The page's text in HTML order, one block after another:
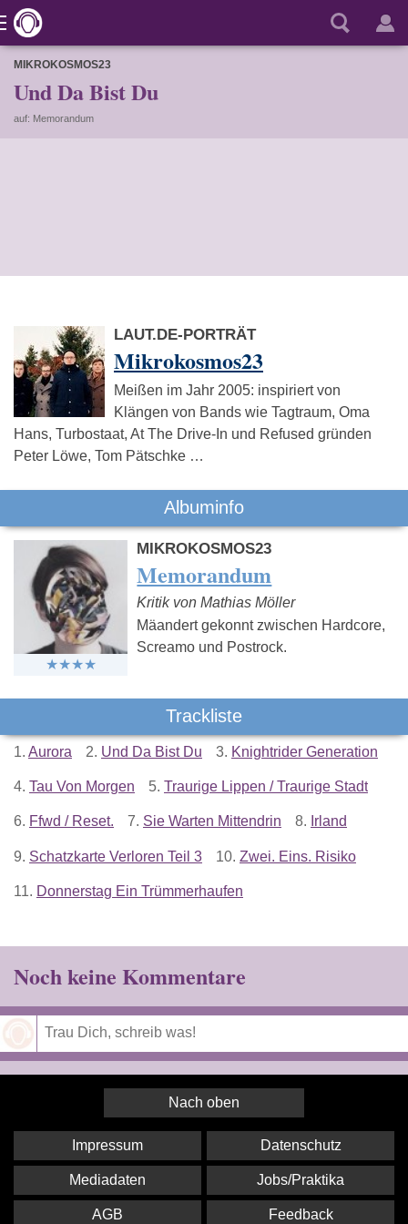
MIKROKOSMOS23
Und Da Bist Du
auf: Memorandum
LAUT.DE-PORTRÄT
Mikrokosmos23
Meißen im Jahr 2005: inspiriert von
Klängen von Bands wie Tagtraum, Oma
Hans, Turbostaat, At The Drive-In und Refused gründen
Peter Löwe, Tom Pätschke …
Albuminfo
MIKROKOSMOS23
Memorandum
Kritik von Mathias Möller
Mäandert gekonnt zwischen Hardcore,
Screamo und Postrock.
Trackliste
1. Aurora 2. Und Da Bist Du 3. Knightrider Generation
4. Tau Von Morgen 5. Traurige Lippen / Traurige Stadt
6. Ffwd / Reset. 7. Sie Warten Mittendrin 8. Irland
9. Schatzkarte Verloren Teil 3 10. Zwei. Eins. Risiko
11. Donnerstag Ein Trümmerhaufen
Noch keine Kommentare
Nach oben
Impressum Datenschutz
Mediadaten Jobs/Praktika
AGB Feedback